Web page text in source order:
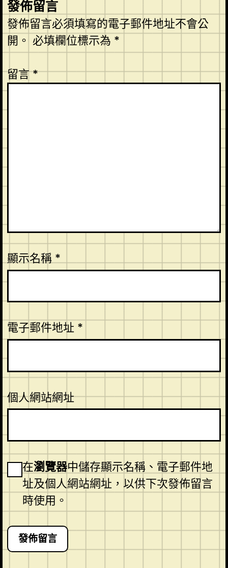
發佈留言
發佈留言必須填寫的電子郵件地址不會公
開。 必填欄位標示為 *
留言*
顯示名稱*
電子郵件地址 *
個人網站網址
在瀏覽器中儲存顯示名稱、電子郵件地
址及個人網站網址，以供下次發佈留言
時使用。